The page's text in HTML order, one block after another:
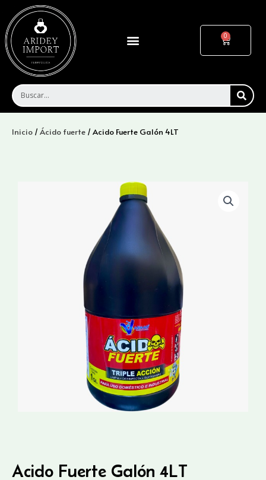
contenido
Menu Cart
Inicio / Ácido fuerte / Acido Fuerte Galón 4LT
Acido Fuerte Galón 4LT